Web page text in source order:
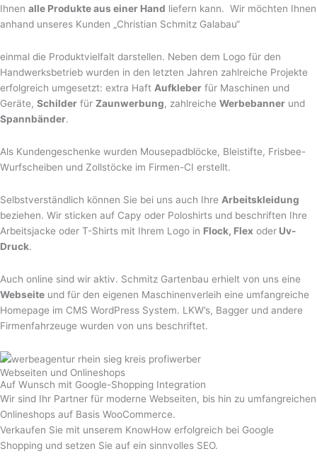
Ihnen alle Produkte aus einer Hand liefern kann. Wir möchten Ihnen
anhand unseres Kunden „Christian Schmitz Galabau“
einmal die Produktvielfalt darstellen. Neben dem Logo für den
Handwerksbetrieb wurden in den letzten Jahren zahlreiche Projekte
erfolgreich umgesetzt: extra Haft Aufkleber für Maschinen und
Geräte, Schilder für Zaunwerbung, zahlreiche Werbebanner und
Spannbänder.
Als Kundengeschenke wurden Mousepadblöcke, Bleistifte, Frisbee-
Wurfscheiben und Zollstöcke im Firmen-CI erstellt.
Selbstverständlich können Sie bei uns auch Ihre Arbeitskleidung
beziehen. Wir sticken auf Capy oder Poloshirts und beschriften Ihre
Arbeitsjacke oder T-Shirts mit Ihrem Logo in Flock, Flex oder Uv-
Druck.
Auch online sind wir aktiv. Schmitz Gartenbau erhielt von uns eine
Webseite und für den eigenen Maschinenverleih eine umfangreiche
Homepage im CMS WordPress System. LKW’s, Bagger und andere
Firmenfahrzeuge wurden von uns beschriftet.
Webseiten und Onlineshops
Auf Wunsch mit Google-Shopping Integration
Wir sind Ihr Partner für moderne Webseiten, bis hin zu umfangreichen
Onlineshops auf Basis WooCommerce.
Verkaufen Sie mit unserem KnowHow erfolgreich bei Google
Shopping und setzen Sie auf ein sinnvolles SEO.